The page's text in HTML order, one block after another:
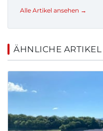
Alle Artikel ansehen →
ÄHNLICHE ARTIKEL